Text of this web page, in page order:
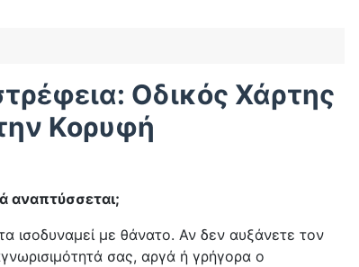
Οδικός Χάρτης
Κορυφή
αναπτύσσεται;
ισοδυναμεί με θάνατο. Αν δεν αυξάνετε τον
σας, αργά ή γρήγορα ο